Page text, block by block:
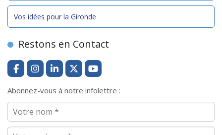
Vos idées pour la Gironde
Restons en Contact
Abonnez-vous à notre infolettre :